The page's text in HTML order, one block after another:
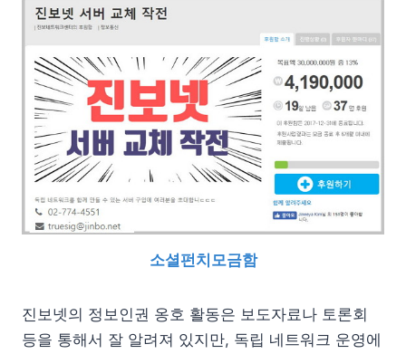
소셜펀치모금함
진보넷의 정보인권 옹호 활동은 보도자료나 토론회
등을 통해서 잘 알려져 있지만, 독립 네트워크 운영에